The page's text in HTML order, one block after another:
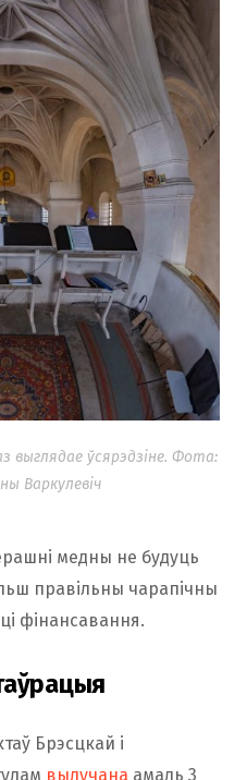
выглядае ўсярэдзіне. Фота:
Варкулевіч
медны не будуць
правільны чарапічны
фінансавання.
Брэсцкай і
вылучана амаль 3